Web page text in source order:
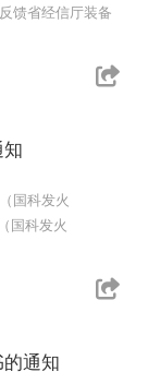
馈省经信厅装备
国科发火
国科发火
通知